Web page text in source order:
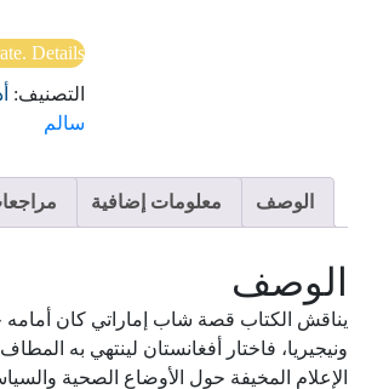
Details
التصنيف:
سالم
الوصف معلومات إضافية
الوصف
يناقش الكتاب قصة شاب إماراتي كان أمامه
ونيجيريا، فاختار أفغانستان لينتهي به
الإعلام المخيفة حول الأوضاع الصحية